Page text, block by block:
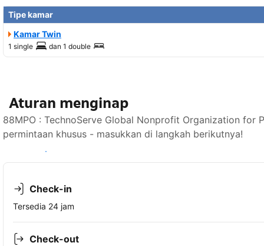
Tipe kamar
Kamar Twin
1 single dan 1 double
Aturan menginap
88MPO : TechnoServe Global Nonprofit Organization
permintaan khusus - masukkan di langkah berikutnya!
Lihat ketersediaan
Check-in
Tersedia 24 jam
Check-out